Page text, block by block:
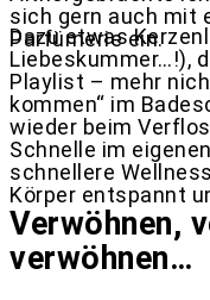
sich gern auch mit
Parfümerie ein.
Dazu etwas
Liebeskummer…!),
Playlist – mehr
kommen“ im
wieder beim
Schnelle im
schnellere
Körper entspannt
Verwöhnen,
verwöhnen…